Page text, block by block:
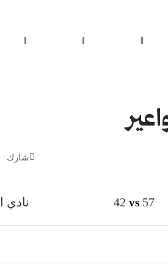
شارك
57
42 نادي